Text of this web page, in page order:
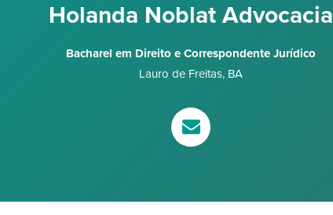
Holanda Noblat Advocacia
Bacharel em Direito e Correspondente Jurídico
Lauro de Freitas, BA